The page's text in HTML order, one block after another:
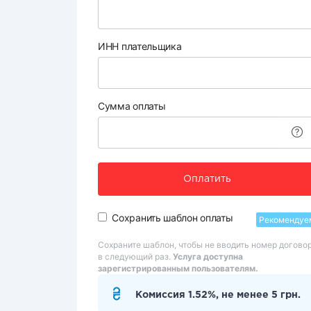
ИНН плательщика
Сумма оплаты
Оплатить
Сохранить шаблон оплаты
Сохраните шаблон, чтобы не вводить номер
в следующий раз. Услуга доступна
зарегистрированным пользователям.
Комиссия 1.52%, не менее 5 грн.